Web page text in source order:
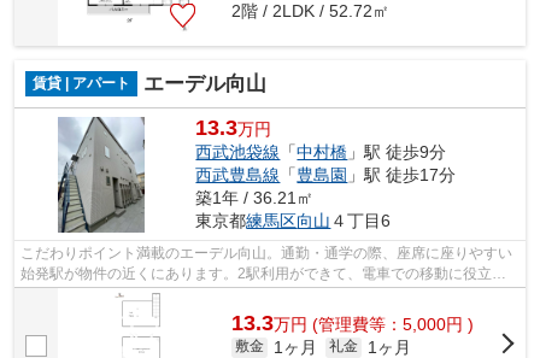
2階 / 2LDK / 52.72㎡
賃貸 | アパート エーデル向山
13.3万円
西武池袋線 「中村橋 」駅 徒歩9分
西武豊島線 「豊島園 」駅 徒歩17分
築1年 / 36.21㎡
東京都練馬区向山 ４丁目6
こだわりポイント満載のエーデル向山。通勤・通学の際、座席に座りやすい
始発駅が物件の近くにあります。2駅利用ができて、電車での移動に役立つ
物件です。魅力的な駅近の物件で、駅ま...
13.3万円 (管理費等：5,000円 )
敷金 1ヶ月 礼金
1ヶ月